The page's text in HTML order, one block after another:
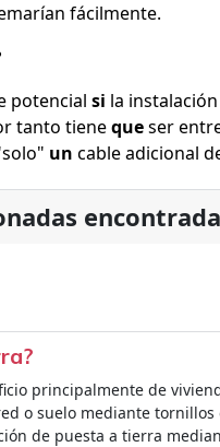
fácilmente.
potencial si la
tanto tienequeser
un cable adicional
principalmente de
o suelo mediante tornillos
de puesta a tierra